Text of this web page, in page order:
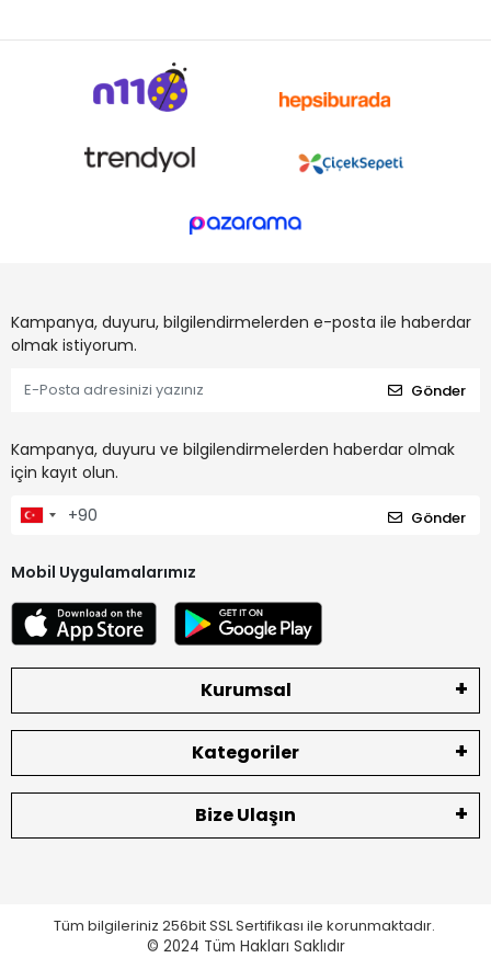
Kampanya, duyuru, bilgilendirmelerden e-posta ile haberdar
olmak istiyorum.
Gönder
Kampanya, duyuru ve bilgilendirmelerden haberdar olmak
için kayıt olun.
Gönder
Mobil Uygulamalarımız
Kurumsal
Kategoriler
Bize Ulaşın
Tüm bilgileriniz 256bit SSL Sertifikası ile korunmaktadır.
© 2024 Tüm Hakları Saklıdır